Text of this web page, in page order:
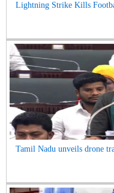
Lightning Strike Kills
Tamil Nadu unveils drone